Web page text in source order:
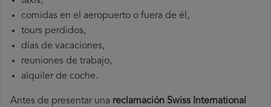
comidas en el aeropuerto o fuera de él,
tours perdidos,
días de vacaciones,
reuniones de trabajo,
alquiler de coche.
Antes de presentar una reclamación Swiss International